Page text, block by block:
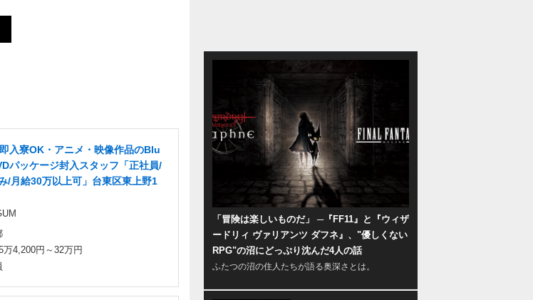
即入寮OK・アニメ・映像作品のBlu
パッケージ封入スタッフ「正社員/
/月給30万以上可」台東区東上野1
万4,200円～32万円
「冒険は楽しいものだ」 ─『FF11』と『ウィザ
ードリィ ヴァリアンツ ダフネ』、"優しくない
RPG"の沼にどっぷり沈んだ4人の話
ふたつの沼の住人たちが語る奥深さとは。